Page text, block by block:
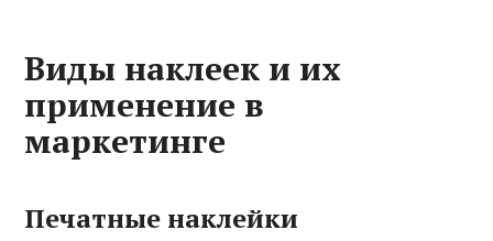
Виды наклеек и их
применение в
маркетинге
Печатные наклейки